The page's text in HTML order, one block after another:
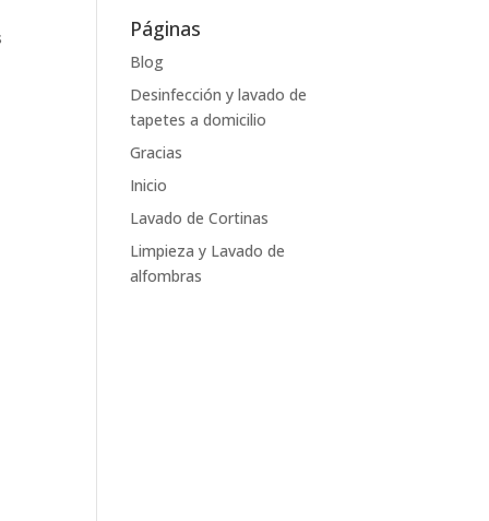
Páginas
Blog
Desinfección y lavado de
tapetes a domicilio
Gracias
Inicio
Lavado de Cortinas
Limpieza y Lavado de
alfombras